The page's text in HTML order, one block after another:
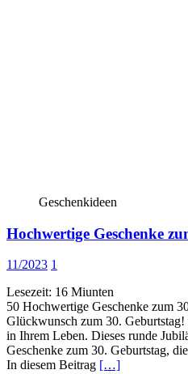
Geschenkideen
Hochwertige Geschenke
11/2023 1
Lesezeit: 16 Miunten
50 Hochwertige Geschenke zum
Glückwunsch zum 30.
in Ihrem Leben. Dieses runde
Geschenke zum 30. Geburtstag,
In diesem Beitrag […]